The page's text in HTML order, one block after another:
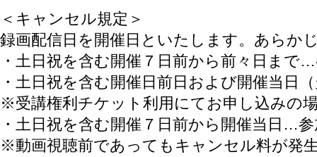
＜キャンセル規定＞
録画配信日を開催日といたします。あらか
・土日祝を含む開催７日前から前々日ま
・土日祝を含む開催日前日および開催当
※受講権利チケット利用にてお申し込み
・土日祝を含む開催７日前から開催当日…
※動画視聴前であってもキャンセル料が発